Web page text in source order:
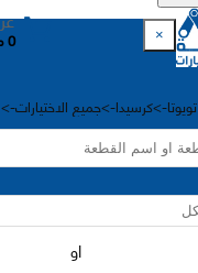
0 منتجات - ر. س.0.00
تويوتا->كرسيدا->جميع الاختيارات->
×
او